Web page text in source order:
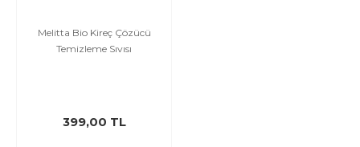
Melitta Bio Kireç Çözücü
Temizleme Sıvısı
399,00 TL